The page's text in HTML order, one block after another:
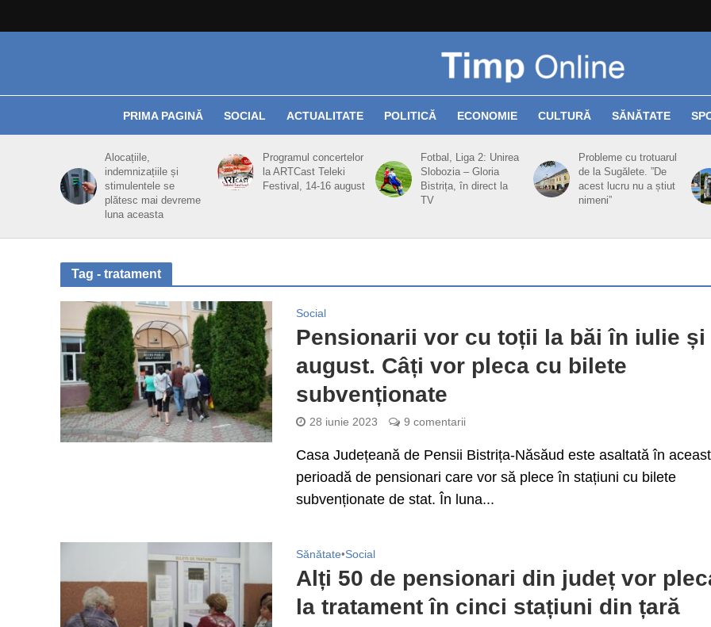
PRIMA PAGINĂ SOCIAL ACTUALITATE POLITICĂ ECONOMIE CULTURĂ SĂNĂTATE
Alocațiile,
indemnizațiile și
stimulentele se
plătesc mai devreme
luna aceasta
Programul concertelor
la ARTCast Teleki
Festival, 14-16 august
Fotbal, Liga 2: Unirea
Slobozia – Gloria
Bistrița, în direct la
TV
Probleme cu trotuarul
de la Sugălete. ”De
acest lucru nu a știut
nimeni”
Tag - tratament
Social
Pensionarii vor cu toții la băi în iulie și
august. Câți vor pleca cu bilete
subvenționate
28 iunie 2023 9 comentarii
Casa Județeană de Pensii Bistrița-Năsăud este asaltată în
perioadă de pensionari care vor să plece în stațiuni cu bilete
subvenționate de stat. În luna...
Sănătate•Social
Alți 50 de pensionari din județ vor
la tratament în cinci stațiuni din țară